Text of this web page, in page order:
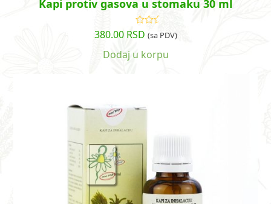
Kapi protiv gasova u stomaku 30 ml
Ocenjeno
sa4.83od
380.00 RSD (sa PDV)
Dodaj u korpu